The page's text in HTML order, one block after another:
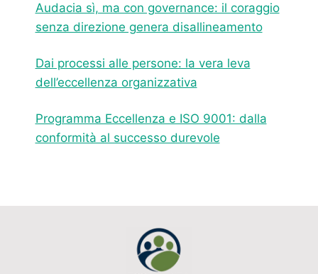
Audacia sì, ma con governance: il coraggio
senza direzione genera disallineamento
Dai processi alle persone: la vera leva
dell’eccellenza organizzativa
Programma Eccellenza e ISO 9001: dalla
conformità al successo durevole